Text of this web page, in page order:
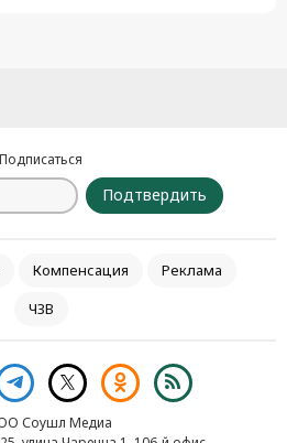
Подписаться
Подтвердить
Компенсация
Реклама
ЧЗВ
Соушл Медиа